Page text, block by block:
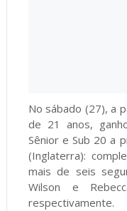
No sábado (27), a
de 21 anos,
Sênior e Sub 20 a
(Inglaterra):
mais de seis
Wilson e
respectivamente.